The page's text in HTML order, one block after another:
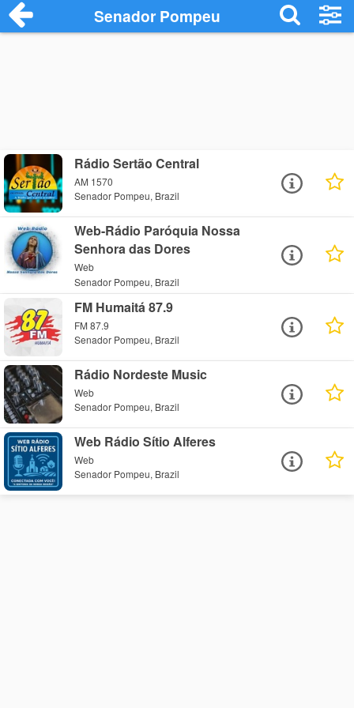
Senador Pompeu
Rádio Sertão Central
AM 1570
Senador Pompeu, Brazil
Web-Rádio Paróquia Nossa
Senhora das Dores
Web
Senador Pompeu, Brazil
FM Humaitá 87.9
FM 87.9
Senador Pompeu, Brazil
Rádio Nordeste Music
Web
Senador Pompeu, Brazil
Web Rádio Sítio Alferes
Web
Senador Pompeu, Brazil